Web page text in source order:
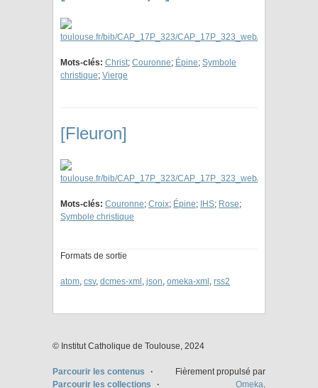
Mots-clés: Christ; Couronne; Épine; Symbole
christique; Vierge
[Fleuron]
Mots-clés: Couronne; Croix; Épine; IHS; Rose;
Symbole christique
Formats de sortie
atom, csv, dcmes-xml , json, omeka-xml , rss2
© Institut Catholique de Toulouse, 2024
Parcourir les contenus
Parcourir les collections
Fièrement propulsé par
Omeka.